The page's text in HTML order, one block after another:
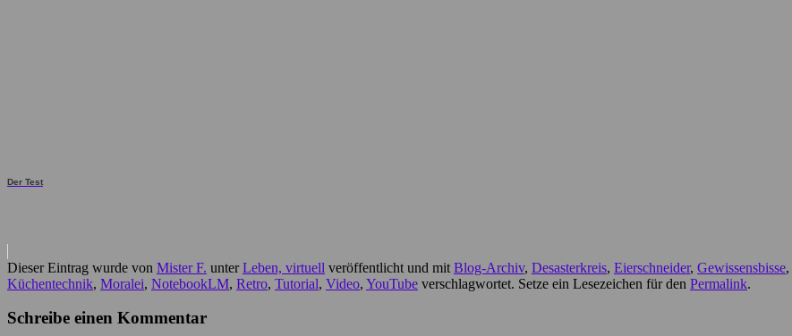
Der Test
Dieser Eintrag wurde von Mister F. unterLeben, virtuell veröffentlicht und mit Blog-Archiv, Desasterkreis, Eierschneider, Gewissensbisse,
Küchentechnik, Moralei, NotebookLM, Retro, Tutorial, Video, YouTube verschlagwortet. Setze ein Lesezeichen für den Permalink.
Schreibe einen Kommentar